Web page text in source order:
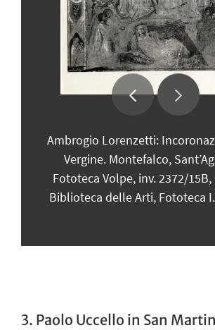
Ambrogio Lorenzetti:
Vergine. Montefalco,
Fototeca Volpe, inv. 2372/
Biblioteca delle Arti, Fototeca
3. Paolo Uccello in San